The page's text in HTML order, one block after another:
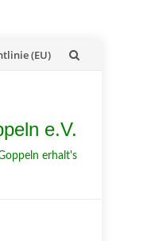
(EU)
e.V.
erhalt's